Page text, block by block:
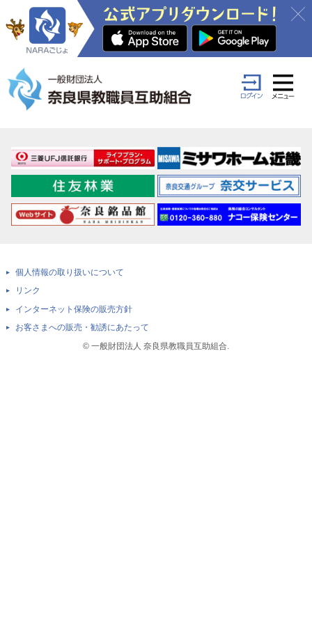
個人情報の取り扱いについて
リンク
インターネット保険の販売方針
お客さまへの販売・勧誘にあたって
© 一般財団法人 奈良県教職員互助組合.